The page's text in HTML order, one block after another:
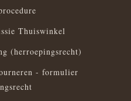
Thuiswinkel
(herroepingsrecht)
- formulier